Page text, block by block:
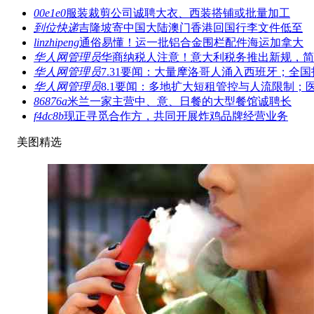
00e1e0服装裁剪公司诚聘大衣、西装搭铺或批量加工
到位快递吉隆坡寄中国大陆澳门香港回国行李文件低至
linzhipeng通俗易懂！运一批铝合金围栏配件海运加拿大
华人网管理员华商纳税人注意！意大利税务推出新规，
华人网管理员7.31要闻：大量摩洛哥人涌入西班牙；全国
华人网管理员8.1要闻：多地扩大短租管控与人流限制；
86876a米兰一家主营中、意、日餐的大型餐馆诚聘长
f4dc8b现正寻觅合作方，共同开展炸鸡品牌经营业务
美图精选